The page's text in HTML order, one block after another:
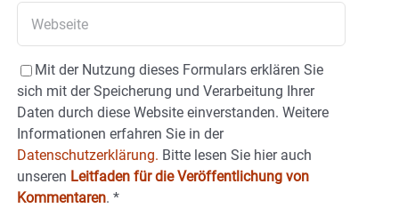
Mit der Nutzung dieses Formulars erklären Sie
sich mit der Speicherung und Verarbeitung Ihrer
Daten durch diese Website einverstanden. Weitere
Informationen erfahren Sie in der
Datenschutzerklärung. Bitte lesen Sie hier auch
unseren Leitfaden für die Veröffentlichung von
Kommentaren. *